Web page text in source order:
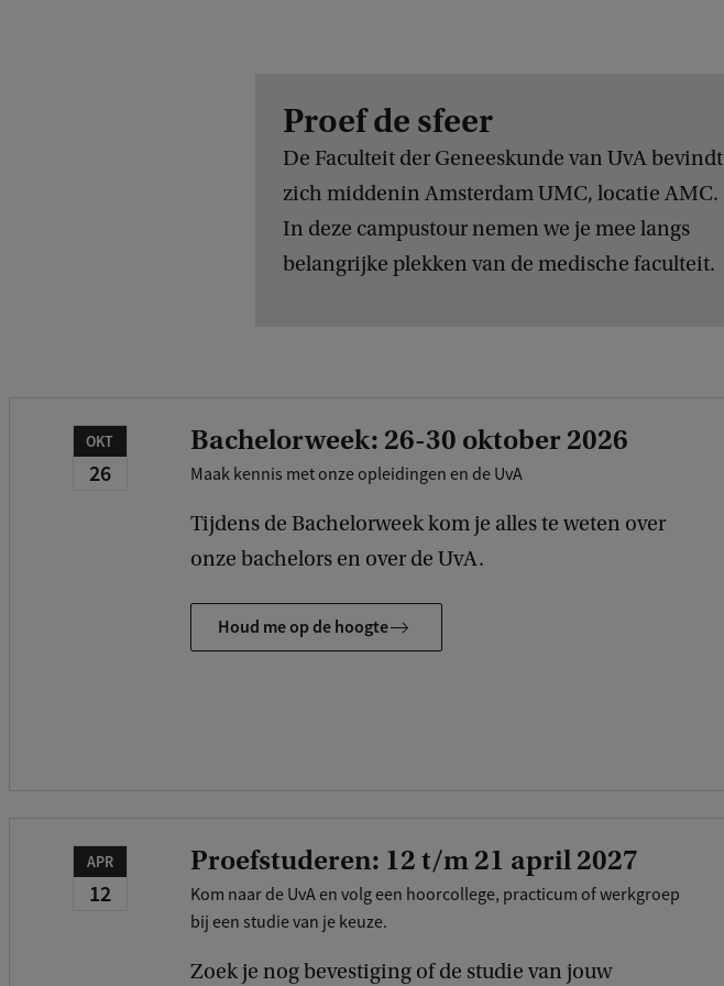
Proef de sfeer
De Faculteit der Geneeskunde van UvA bevindt
zich middenin Amsterdam UMC, locatie AMC.
In deze campustour nemen we je mee langs
belangrijke plekken van de medische faculteit.
OKT
26
Bachelorweek: 26-30 oktober 2026
Maak kennis met onze opleidingen en de UvA
Tijdens de Bachelorweek kom je alles te weten over
onze bachelors en over de UvA.
Houd me op de hoogte
APR
12
Proefstuderen: 12 t/m 21 april 2027
Kom naar de UvA en volg een hoorcollege, practicum of werkgroep
bij een studie van je keuze.
Zoek je nog bevestiging of de studie van jouw